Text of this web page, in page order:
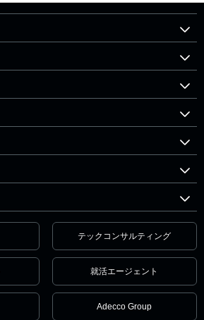
テックコンサルティング
就活エージェント
Adecco Group